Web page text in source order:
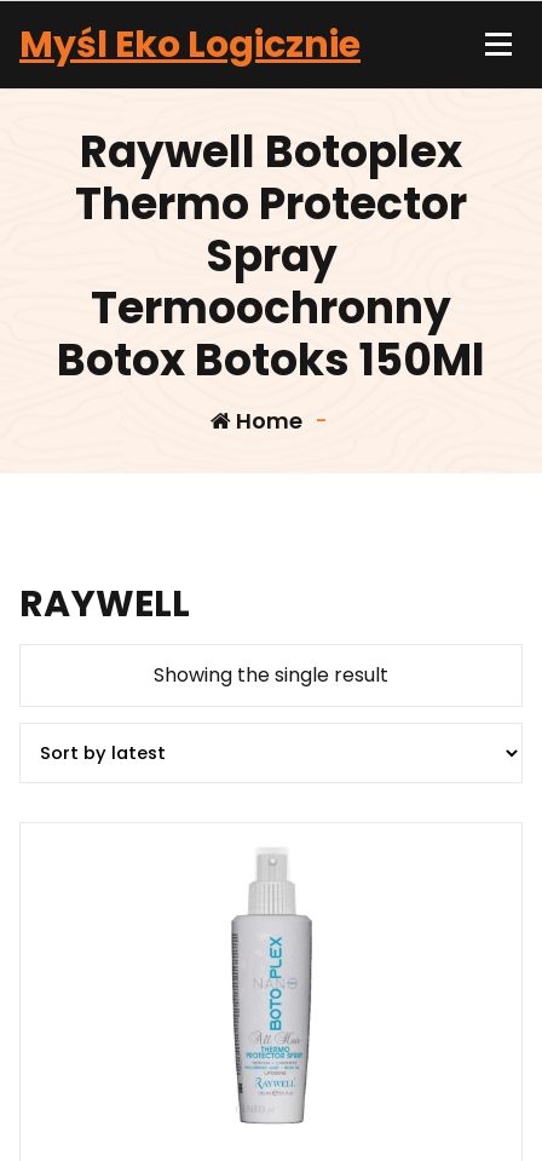
content
Myśl Eko Logicznie
Raywell Botoplex
Thermo Protector
Spray
Termoochronny
Botox Botoks 150Ml
Home -
RAYWELL
Showing the single result